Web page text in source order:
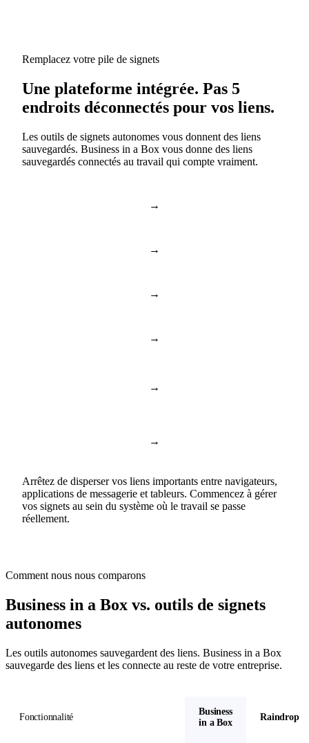
Remplacez votre pile de signets
Une plateforme intégrée. Pas 5
endroits déconnectés pour vos liens.
Les outils de signets autonomes vous donnent des liens
sauvegardés. Business in a Box vous donne des liens
sauvegardés connectés au travail qui compte vraiment.
→
→
→
→
→
→
Arrêtez de disperser vos liens importants entre navigateurs,
applications de messagerie et tableurs. Commencez à gérer
vos signets au sein du système où le travail se passe
réellement.
Comment nous nous comparons
Business in a Box vs. outils de signets
autonomes
Les outils autonomes sauvegardent des liens. Business in a Box
sauvegarde des liens et les connecte au reste de votre entreprise.
Fonctionnalité
Business
in a Box
Raindrop